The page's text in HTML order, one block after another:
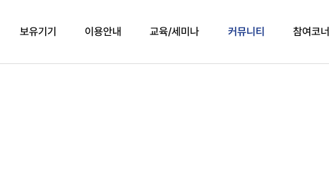
보유기기 이용안내 교육/세미나 커뮤니티 참여코너